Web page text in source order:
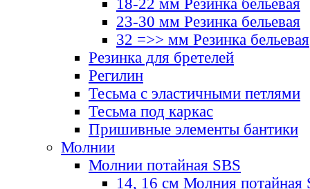
18-22 мм Резинка бельевая
23-30 мм Резинка бельевая
32 =>> мм Резинка бельевая
Резинка для бретелей
Регилин
Тесьма с эластичными петлями
Тесьма под каркас
Пришивные элементы бантики
Молнии
Молнии потайная SBS
14, 16 см Молния потайная